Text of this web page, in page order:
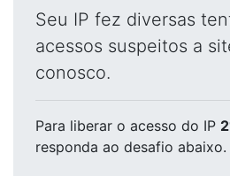
Seu IP fez diversas
acessos suspeitos a
conosco.
Para liberar o acesso do IP
responda ao desafio abaixo.